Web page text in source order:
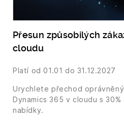
Přesun způsobilých
cloudu
Platí od 01.01 do 31.12.2027
Urychlete přechod
Dynamics 365 v cloudu s
nabídky.